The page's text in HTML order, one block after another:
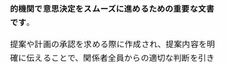
的機関で意思決定をスムーズに進めるための重要な文書
です。
提案や計画の承認を求める際に作成され、提案内容を明
確に伝えることで、関係者全員からの適切な判断を引き